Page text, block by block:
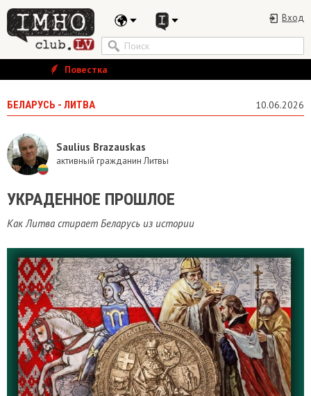
Вход
Повестка
БЕЛАРУСЬ - ЛИТВА 10.06.2026
Saulius Brazauskas
активный гражданин Литвы
УКРАДЕННОЕ ПРОШЛОЕ
Как Литва стирает Беларусь из истории